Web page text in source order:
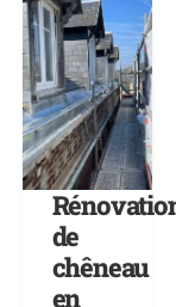
de
chêneau
en